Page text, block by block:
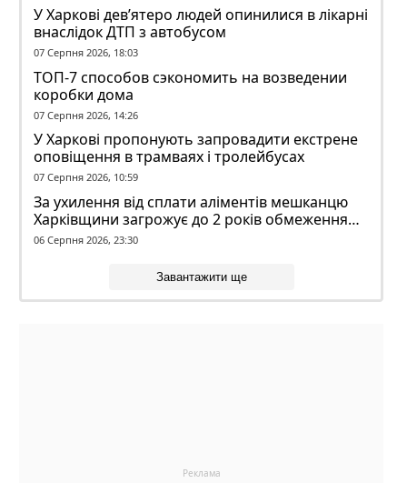
У Харкові дев’ятеро людей опинилися в лікарні
внаслідок ДТП з автобусом
07 Серпня 2026, 18:03
ТОП-7 способов сэкономить на возведении
коробки дома
07 Серпня 2026, 14:26
У Харкові пропонують запровадити екстрене
оповіщення в трамваях і тролейбусах
07 Серпня 2026, 10:59
За ухилення від сплати аліментів мешканцю
Харківщини загрожує до 2 років обмеження
волі
06 Серпня 2026, 23:30
Завантажити ще